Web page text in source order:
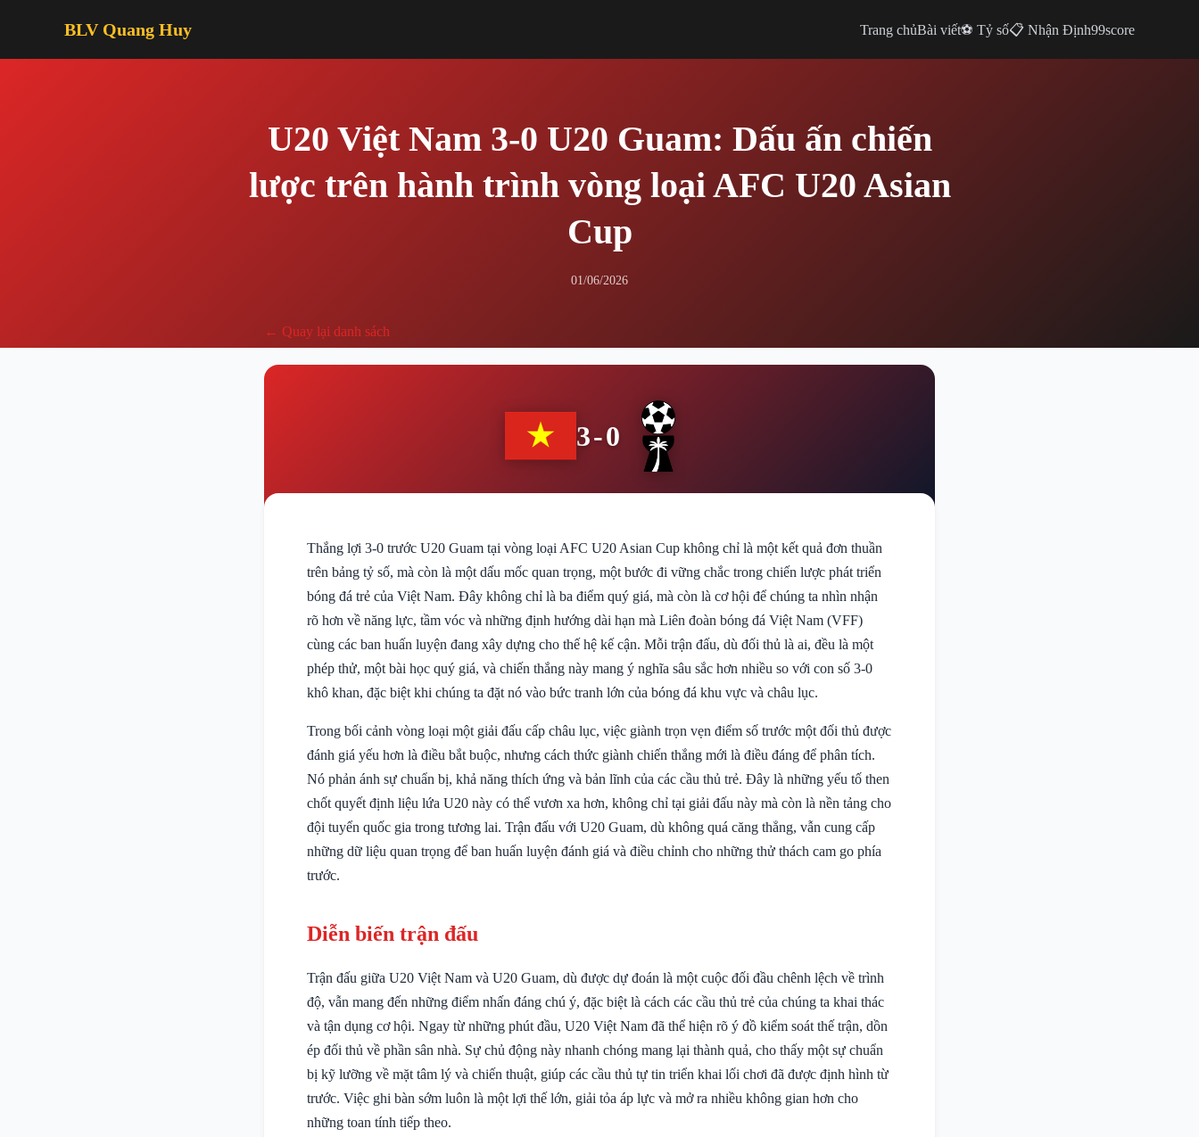
BLV Quang Huy Trang chủBài viết⚽ Tỷ số📋 Nhận Định99score
U20 Việt Nam 3-0 U20 Guam: Dấu ấn chiến
lược trên hành trình vòng loại AFC U20 Asian
Cup
01/06/2026
← Quay lại danh sách
3-0
Thắng lợi 3-0 trước U20 Guam tại vòng loại AFC U20 Asian Cup không chỉ là một kết quả đơn thuần
trên bảng tỷ số, mà còn là một dấu mốc quan trọng, một bước đi vững chắc trong chiến lược phát triển
bóng đá trẻ của Việt Nam. Đây không chỉ là ba điểm quý giá, mà còn là cơ hội để chúng ta nhìn nhận
rõ hơn về năng lực, tầm vóc và những định hướng dài hạn mà Liên đoàn bóng đá Việt Nam (VFF)
cùng các ban huấn luyện đang xây dựng cho thế hệ kế cận. Mỗi trận đấu, dù đối thủ là ai, đều là một
phép thử, một bài học quý giá, và chiến thắng này mang ý nghĩa sâu sắc hơn nhiều so với con số 3-0
khô khan, đặc biệt khi chúng ta đặt nó vào bức tranh lớn của bóng đá khu vực và châu lục.
Trong bối cảnh vòng loại một giải đấu cấp châu lục, việc giành trọn vẹn điểm số trước một đối thủ được
đánh giá yếu hơn là điều bắt buộc, nhưng cách thức giành chiến thắng mới là điều đáng để phân tích.
Nó phản ánh sự chuẩn bị, khả năng thích ứng và bản lĩnh của các cầu thủ trẻ. Đây là những yếu tố then
chốt quyết định liệu lứa U20 này có thể vươn xa hơn, không chỉ tại giải đấu này mà còn là nền tảng cho
đội tuyển quốc gia trong tương lai. Trận đấu với U20 Guam, dù không quá căng thẳng, vẫn cung cấp
những dữ liệu quan trọng để ban huấn luyện đánh giá và điều chỉnh cho những thử thách cam go phía
trước.
Diễn biến trận đấu
Trận đấu giữa U20 Việt Nam và U20 Guam, dù được dự đoán là một cuộc đối đầu chênh lệch về trình
độ, vẫn mang đến những điểm nhấn đáng chú ý, đặc biệt là cách các cầu thủ trẻ của chúng ta khai thác
và tận dụng cơ hội. Ngay từ những phút đầu, U20 Việt Nam đã thể hiện rõ ý đồ kiểm soát thế trận, dồn
ép đối thủ về phần sân nhà. Sự chủ động này nhanh chóng mang lại thành quả, cho thấy một sự chuẩn
bị kỹ lưỡng về mặt tâm lý và chiến thuật, giúp các cầu thủ tự tin triển khai lối chơi đã được định hình từ
trước. Việc ghi bàn sớm luôn là một lợi thế lớn, giải tỏa áp lực và mở ra nhiều không gian hơn cho
những toan tính tiếp theo.